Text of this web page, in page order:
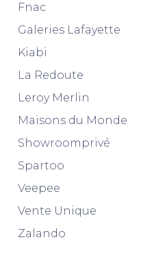
Fnac
Galeries Lafayette
Kiabi
La Redoute
Leroy Merlin
Maisons du Monde
Showroomprivé
Spartoo
Veepee
Vente Unique
Zalando